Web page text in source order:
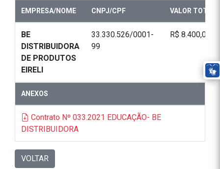
EMPRESA/NOME CNPJ/CPF VALOR TOTAL
BE
DISTRIBUIDORA
DE PRODUTOS
EIRELI
33.330.526/0001-
99
R$ 8.400,00
ANEXOS
Contrato Nº 033.2021 EDUCAÇÃO- BE
DISTRIBUIDORA
VOLTAR